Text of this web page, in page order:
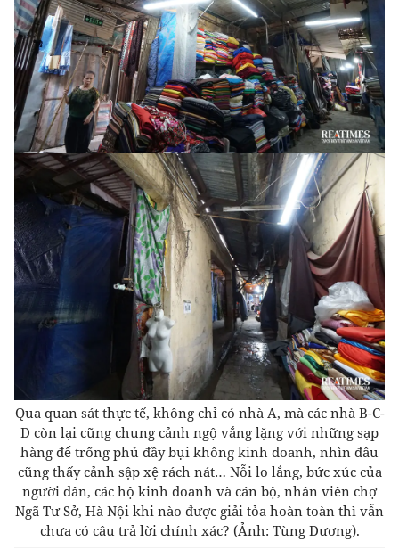
Qua quan sát thực tế, không chỉ có nhà A, mà các nhà B-C-
D còn lại cũng chung cảnh ngộ vắng lặng với những sạp
hàng để trống phủ đầy bụi không kinh doanh, nhìn đâu
cũng thấy cảnh sập xệ rách nát… Nỗi lo lắng, bức xúc của
người dân, các hộ kinh doanh và cán bộ, nhân viên chợ
Ngã Tư Sở, Hà Nội khi nào được giải tỏa hoàn toàn thì vẫn
chưa có câu trả lời chính xác? (Ảnh: Tùng Dương).